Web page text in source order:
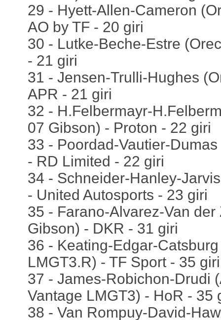
29 - Hyett-Allen-Cameron
AO by TF - 20 giri
30 - Lutke-Beche-Estre
- 21 giri
31 - Jensen-Trulli-Hughes
APR - 21 giri
32 - H.Felbermayr-
07 Gibson) - Proton - 22 giri
33 - Poordad-Vautier-
- RD Limited - 22 giri
34 - Schneider-Hanley-
- United Autosports - 23 giri
35 - Farano-Alvarez-Van
Gibson) - DKR - 31 giri
36 - Keating-Edgar-
LMGT3.R) - TF Sport - 35 giri
37 - James-Robichon-Drudi
Vantage LMGT3) - HoR - 35
38 - Van Rompuy-David-